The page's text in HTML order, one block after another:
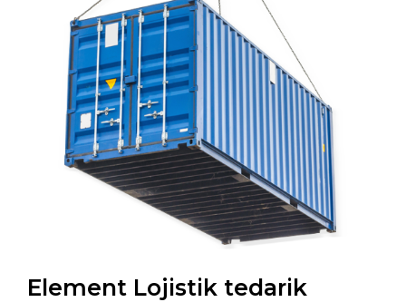
Element Lojistik tedarik